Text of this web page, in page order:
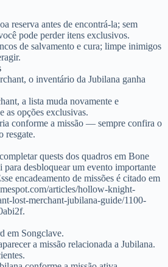
reserva antes de encontrá-la; sem
pode perder itens exclusivos.
de salvamento e cura; limpe inimigos
o inventário da Jubilana ganha
a lista muda novamente e
as opções exclusivas.
conforme a missão — sempre confira o
resgate.
quests dos quadros em Bone
desbloquear um evento importante
encadeamento de missões é citado em
articles/hollow-knight-
lost-merchant-jubilana-guide/1100-
em Songclave.
a missão relacionada a Jubilana.